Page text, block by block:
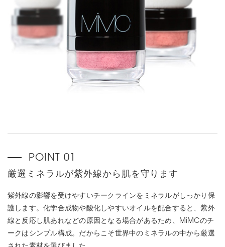
厳選ミネラルが紫外線から肌を守ります
紫外線の影響を受けやすいチークラインをミネラルがしっかり保
護します。化学合成物や酸化しやすいオイルを配合すると、紫外
線と反応し肌あれなどの原因となる場合があるため、MiMCのチ
ークはシンプル構成。だからこそ世界中のミネラルの中から厳選